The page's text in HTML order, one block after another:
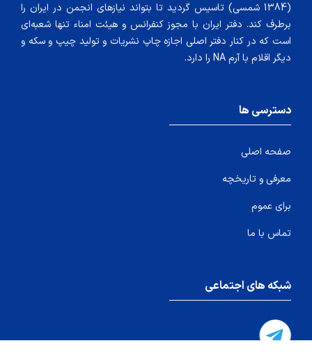
(1384 شمسی) تاسیس گردید تا بتواند نیازهای انجمن در ایران را
برطرف کند. دفتر ایران با مجوز کنفرانس و هیئت امناء تنها شعبه‌ای
است که در کنار دفتر اصلی اجازه چاپ نشریات و تولید چیپ و سکه و
دیگر اقلام با آرم NA را دارد.
دسترسی ها
صفحه اصلی
معرفی و تاریخچه
برای عموم
تماس با ما
شبکه های اجتماعی